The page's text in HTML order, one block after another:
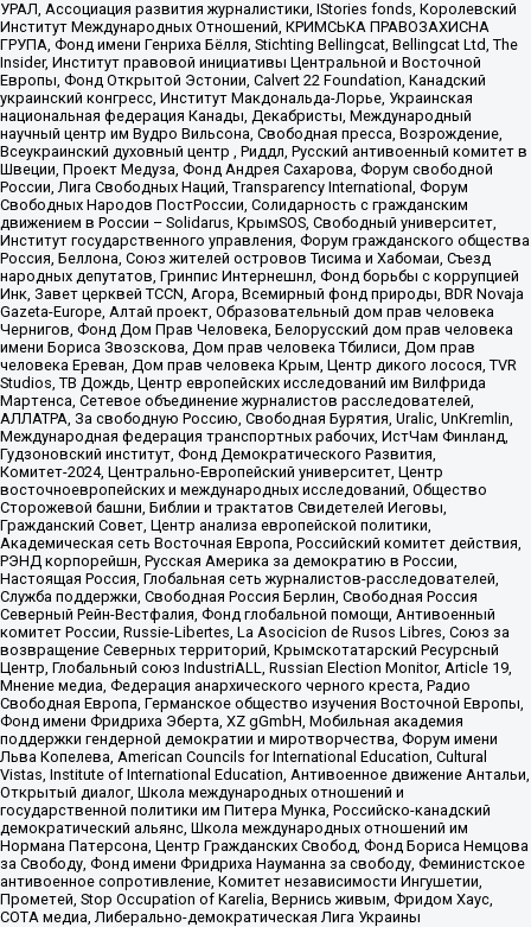
УРАЛ, Ассоциация развития журналистики, IStories fonds, Королевский
Институт Международных Отношений, КРИМСЬКА ПРАВОЗАХИСНА
ГРУПА, Фонд имени Генриха Бёлля, Stichting Bellingcat, Bellingcat Ltd, The
Insider, Институт правовой инициативы Центральной и Восточной
Европы, Фонд Открытой Эстонии, Calvert 22 Foundation, Канадский
украинский конгресс, Институт Макдональда-Лорье, Украинская
национальная федерация Канады, Декабристы, Международный
научный центр им Вудро Вильсона, Свободная пресса, Возрождение,
Всеукраинский духовный центр , Риддл, Русский антивоенный комитет в
Швеции, Проект Медуза, Фонд Андрея Сахарова, Форум свободной
России, Лига Свободных Наций, Transparеncy International, Форум
Свободных Народов ПостРоссии, Солидарность с гражданским
движением в России – Solidarus, КрымSOS, Свободный университет,
Институт государственного управления, Форум гражданского общества
Россия, Беллона, Союз жителей островов Тисима и Хабомаи, Съезд
народных депутатов, Гринпис Интернешнл, Фонд борьбы с коррупцией
Инк, Завет церквей TCCN, Агора, Всемирный фонд природы, BDR Novaja
Gazeta-Europe, Алтай проект, Образовательный дом прав человека
Чернигов, Фонд Дом Прав Человека, Белорусский дом прав человека
имени Бориса Звозскова, Дом прав человека Тбилиси, Дом прав
человека Ереван, Дом прав человека Крым, Центр дикого лосося, TVR
Studios, ТВ Дождь, Центр европейских исследований им Вилфрида
Мартенса, Сетевое объединение журналистов расследователей,
АЛЛАТРА, За свободную Россию, Свободная Бурятия, Uralic, UnKremlin,
Международная федерация транспортных рабочих, ИстЧам Финланд,
Гудзоновский институт, Фонд Демократического Развития,
Комитет-2024, Центрально-Европейский университет, Центр
восточноевропейских и международных исследований, Общество
Сторожевой башни, Библии и трактатов Свидетелей Иеговы,
Гражданский Совет, Центр анализа европейской политики,
Академическая сеть Восточная Европа, Российский комитет действия,
РЭНД корпорейшн, Русская Америка за демократию в России,
Настоящая Россия, Глобальная сеть журналистов-расследователей,
Служба поддержки, Свободная Россия Берлин, Свободная Россия
Северный Рейн-Вестфалия, Фонд глобальной помощи, Антивоенный
комитет России, Russie-Libertes, La Asocicion de Rusos Libres, Союз за
возвращение Северных территорий, Крымскотатарский Ресурсный
Центр, Глобальный союз IndustriALL, Russian Election Monitor, Article 19,
Мнение медиа, Федерация анархического черного креста, Радио
Свободная Европа, Германское общество изучения Восточной Европы,
Фонд имени Фридриха Эберта, XZ gGmbH, Мобильная академия
поддержки гендерной демократии и миротворчества, Форум имени
Льва Копелева, American Councils for International Education, Cultural
Vistas, Institute of International Education, Антивоенное движение Антальи,
Открытый диалог, Школа международных отношений и
государственной политики им Питера Мунка, Российско-канадский
демократический альянс, Школа международных отношений им
Нормана Патерсона, Центр Гражданских Свобод, Фонд Бориса Немцова
за Свободу, Фонд имени Фридриха Науманна за свободу, Феминистское
антивоенное сопротивление, Комитет независимости Ингушетии,
Прометей, Stop Occupation of Karelia, Вернись живым, Фридом Хаус,
СОТА медиа, Либерально-демократическая Лига Украины